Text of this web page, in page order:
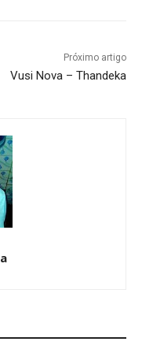
Próximo artigo
Vusi Nova – Thandeka